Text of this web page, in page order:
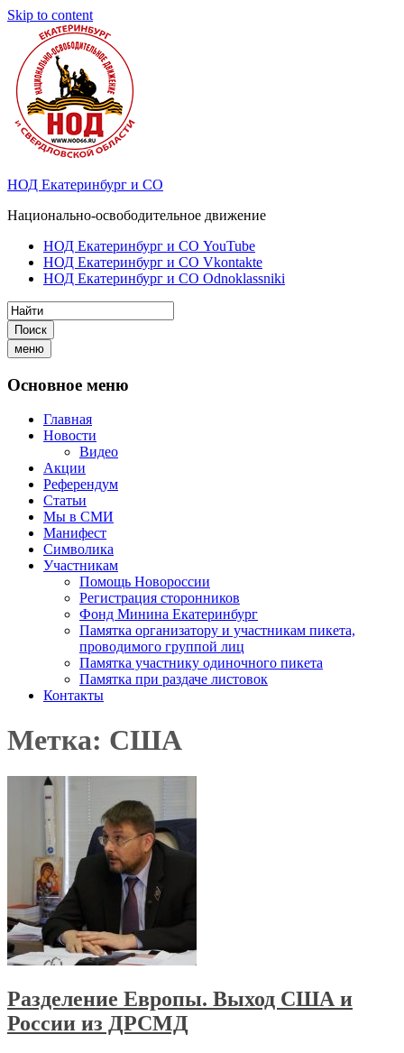
Skip to content
НОД Екатеринбург и СО
Национально-освободительное движение
НОД Екатеринбург и СО YouTube
НОД Екатеринбург и СО Vkontakte
НОД Екатеринбург и СО Odnoklassniki
Поиск
меню
Основное меню
Главная
Новости
Видео
Акции
Референдум
Статьи
Мы в СМИ
Манифест
Символика
Участникам
Помощь Новороссии
Регистрация сторонников
Фонд Минина Екатеринбург
Памятка организатору и участникам пикета,
проводимого группой лиц
Памятка участнику одиночного пикета
Памятка при раздаче листовок
Контакты
Метка: США
Разделение Европы. Выход США и
России из ДРСМД